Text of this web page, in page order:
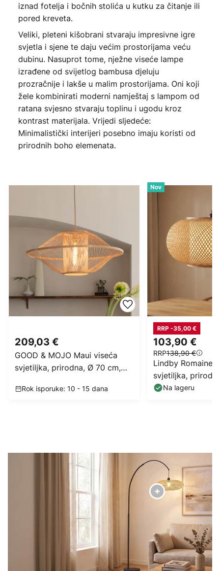
iznad fotelja i bočnih stolića u kutku za čitanje ili
pored kreveta.
Veliki, pleteni kišobrani stvaraju impresivne igre
svjetla i sjene te daju većim prostorijama veću
dubinu. Nasuprot tome, nježne viseće lampe
izrađene od svijetlog bambusa djeluju
prozračnije i lakše u malim prostorijama. Oni koji
žele kombinirati moderni namještaj s lampom od
ratana svjesno stvaraju toplinu i ugodu kroz
kontrast materijala. Vrijedi sljedeće:
Minimalistički interijeri posebno imaju koristi od
prirodnih boho elemenata.
209,03 €
GOOD & MOJO Maui viseća
svjetiljka, prirodna, Ø 70 cm,
Rok isporuke: 10 - 15 dana
Nov
103,90 €
RRP138,90 €
RRP -35,00 €
Lindby Romaine
svjetiljka,
bambus, E27
Na lageru